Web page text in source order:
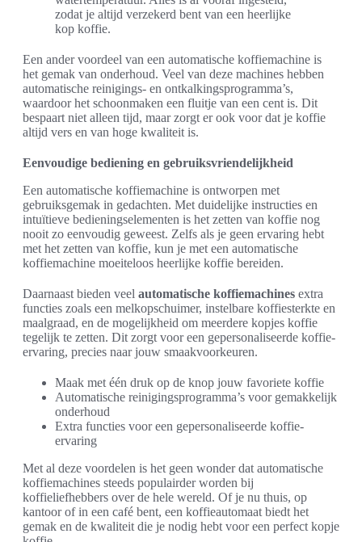
zodat je altijd verzekerd bent van een heerlijke
kop koffie.
Een ander voordeel van een automatische koffiemachine is
het gemak van onderhoud. Veel van deze machines hebben
automatische reinigings- en ontkalkingsprogramma’s,
waardoor het schoonmaken een fluitje van een cent is. Dit
bespaart niet alleen tijd, maar zorgt er ook voor dat je koffie
altijd vers en van hoge kwaliteit is.
Eenvoudige bediening en gebruiksvriendelijkheid
Een automatische koffiemachine is ontworpen met
gebruiksgemak in gedachten. Met duidelijke instructies en
intuïtieve bedieningselementen is het zetten van koffie nog
nooit zo eenvoudig geweest. Zelfs als je geen ervaring hebt
met het zetten van koffie, kun je met een automatische
koffiemachine moeiteloos heerlijke koffie bereiden.
Daarnaast bieden veel automatische koffiemachines extra
functies zoals een melkopschuimer, instelbare koffiesterkte en
maalgraad, en de mogelijkheid om meerdere kopjes koffie
tegelijk te zetten. Dit zorgt voor een gepersonaliseerde koffie-
ervaring, precies naar jouw smaakvoorkeuren.
Maak met één druk op de knop jouw favoriete koffie
Automatische reinigingsprogramma’s voor gemakkelijk
onderhoud
Extra functies voor een gepersonaliseerde koffie-
ervaring
Met al deze voordelen is het geen wonder dat automatische
koffiemachines steeds populairder worden bij
koffieliefhebbers over de hele wereld. Of je nu thuis, op
kantoor of in een café bent, een koffieautomaat biedt het
gemak en de kwaliteit die je nodig hebt voor een perfect kopje